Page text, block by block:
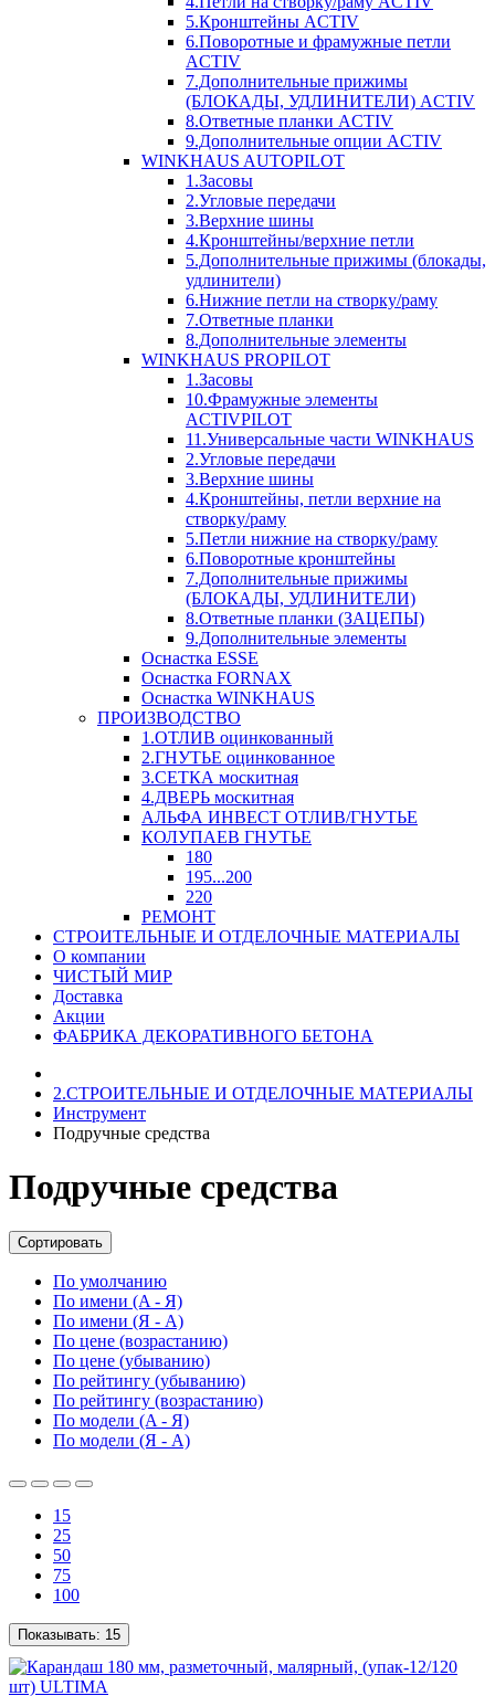
5.Кронштейны ACTIV
6.Поворотные и фрамужные петли
ACTIV
7.Дополнительные прижимы
(БЛОКАДЫ, УДЛИНИТЕЛИ) ACTIV
8.Ответные планки ACTIV
9.Дополнительные опции ACTIV
WINKHAUS AUTOPILOT
1.Засовы
2.Угловые передачи
3.Верхние шины
4.Кронштейны/верхние петли
5.Дополнительные прижимы (блокады,
удлинители)
6.Нижние петли на створку/раму
7.Ответные планки
8.Дополнительные элементы
WINKHAUS PROPILOT
1.Засовы
10.Фрамужные элементы
ACTIVPILOT
11.Универсальные части WINKHAUS
2.Угловые передачи
3.Верхние шины
4.Кронштейны, петли верхние на
створку/раму
5.Петли нижние на створку/раму
6.Поворотные кронштейны
7.Дополнительные прижимы
(БЛОКАДЫ, УДЛИНИТЕЛИ)
8.Ответные планки (ЗАЦЕПЫ)
9.Дополнительные элементы
Оснастка ESSE
Оснастка FORNAX
Оснастка WINKHAUS
ПРОИЗВОДСТВО
1.ОТЛИВ оцинкованный
2.ГНУТЬЕ оцинкованное
3.СЕТКА москитная
4.ДВЕРЬ москитная
АЛЬФА ИНВЕСТ ОТЛИВ/ГНУТЬЕ
КОЛУПАЕВ ГНУТЬЕ
180
195...200
220
РЕМОНТ
СТРОИТЕЛЬНЫЕ И ОТДЕЛОЧНЫЕ МАТЕРИАЛЫ
О компании
ЧИСТЫЙ МИР
Доставка
Акции
ФАБРИКА ДЕКОРАТИВНОГО БЕТОНА
2.СТРОИТЕЛЬНЫЕ И ОТДЕЛОЧНЫЕ МАТЕРИАЛЫ
Инструмент
Подручные средства
Подручные средства
Сортировать
По умолчанию
По имени (A - Я)
По имени (Я - A)
По цене (возрастанию)
По цене (убыванию)
По рейтингу (убыванию)
По рейтингу (возрастанию)
По модели (A - Я)
По модели (Я - A)
15
25
50
75
100
Показывать: 15